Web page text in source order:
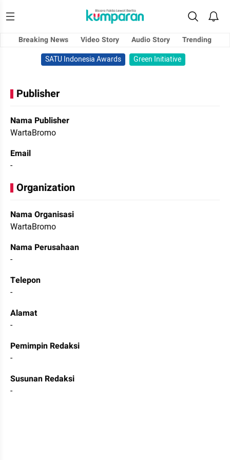
Breaking News Video Story Audio Story
Trending
SATU Indonesia Awards
Green Initiative
Publisher
Nama Publisher
WartaBromo
Email
-
Organization
Nama Organisasi
WartaBromo
Nama Perusahaan
-
Telepon
-
Alamat
-
Pemimpin Redaksi
-
Susunan Redaksi
-